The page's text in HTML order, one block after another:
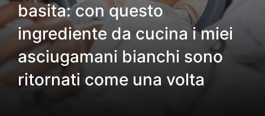
basita: con questo
ingrediente da cucina i miei
asciugamani bianchi sono
ritornati come una volta